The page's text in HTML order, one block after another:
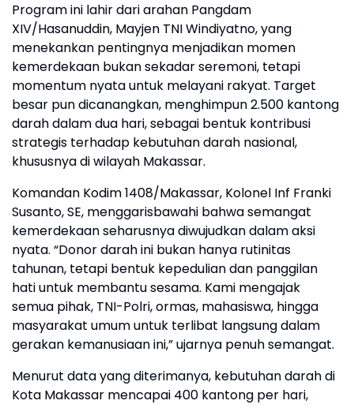
Program ini lahir dari arahan Pangdam
XIV/Hasanuddin, Mayjen TNI Windiyatno, yang
menekankan pentingnya menjadikan momen
kemerdekaan bukan sekadar seremoni, tetapi
momentum nyata untuk melayani rakyat. Target
besar pun dicanangkan, menghimpun 2.500 kantong
darah dalam dua hari, sebagai bentuk kontribusi
strategis terhadap kebutuhan darah nasional,
khususnya di wilayah Makassar.
Komandan Kodim 1408/Makassar, Kolonel Inf Franki
Susanto, SE, menggarisbawahi bahwa semangat
kemerdekaan seharusnya diwujudkan dalam aksi
nyata. “Donor darah ini bukan hanya rutinitas
tahunan, tetapi bentuk kepedulian dan panggilan
hati untuk membantu sesama. Kami mengajak
semua pihak, TNI-Polri, ormas, mahasiswa, hingga
masyarakat umum untuk terlibat langsung dalam
gerakan kemanusiaan ini,” ujarnya penuh semangat.
Menurut data yang diterimanya, kebutuhan darah di
Kota Makassar mencapai 400 kantong per hari,